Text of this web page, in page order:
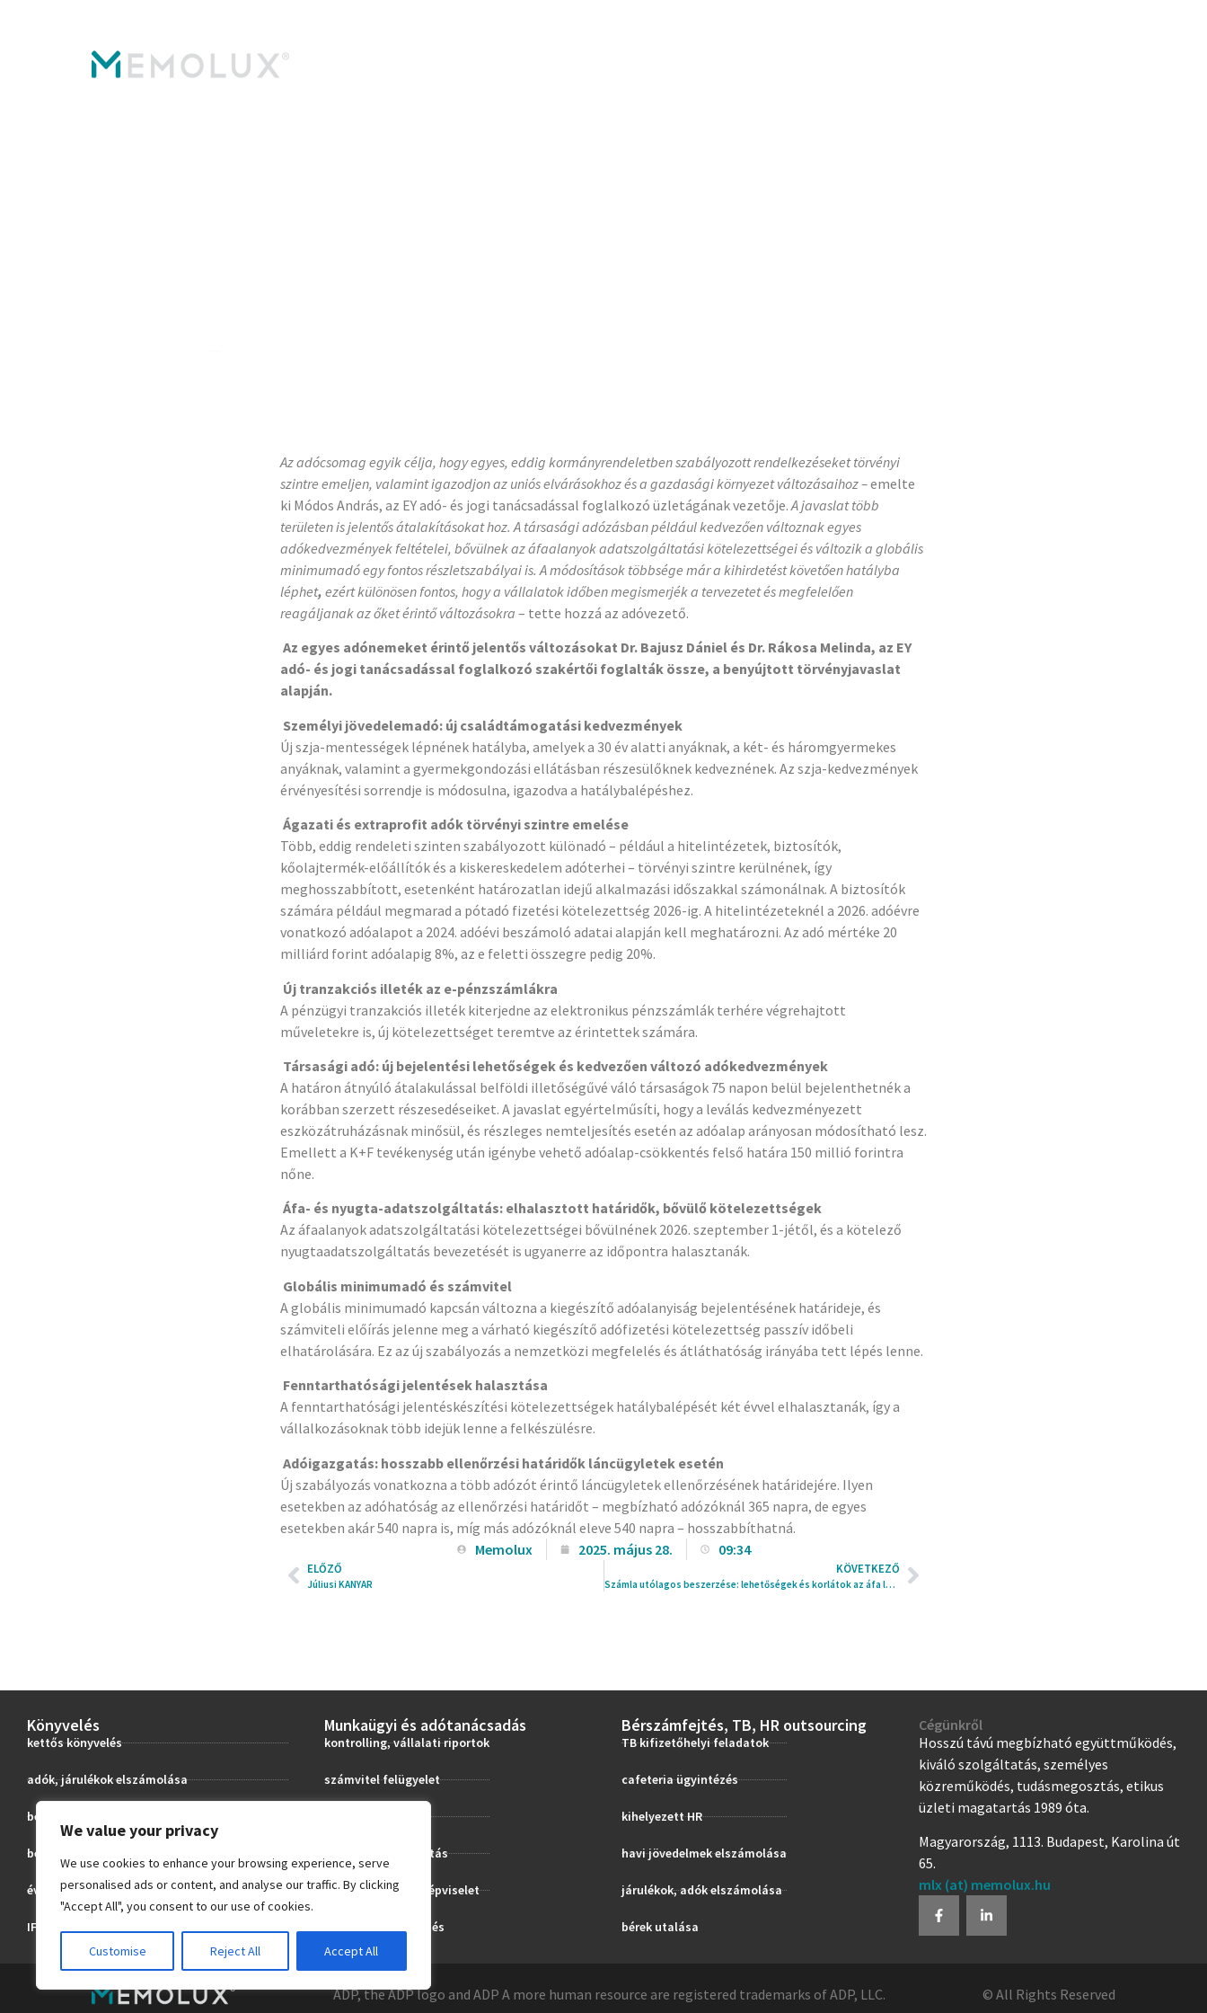
We value your privacy
We use cookies to enhance your browsing experience, serve
personalised ads or content, and analyse our traffic. By clicking
"Accept All", you consent to our use of cookies.
Customise Reject All Accept All
Az adócsomag egyik célja, hogy egyes, eddig kormányrendeletben szabályozott rendelkezéseket törvényi
szintre emeljen, valamint igazodjon az uniós elvárásokhoz és a gazdasági környezet változásaihoz –emelte
ki Módos András, az EY adó- és jogi tanácsadással foglalkozó üzletágának vezetője.A javaslat több
területen is jelentős átalakításokat hoz. A társasági adózásban például kedvezően változnak egyes
adókedvezmények feltételei, bővülnek az áfaalanyok adatszolgáltatási kötelezettségei és változik a globális
minimumadó egy fontos részletszabályai is. A módosítások többsége már a kihirdetést követően hatályba
léphet, ezért különösen fontos, hogy a vállalatok időben megismerjék a tervezetet és megfelelően
reagáljanak az őket érintő változásokra – tette hozzá az adóvezető.
Az egyes adónemeket érintő jelentős változásokat Dr. Bajusz Dániel és Dr. Rákosa Melinda, az EY
adó- és jogi tanácsadással foglalkozó szakértői foglalták össze, a benyújtott törvényjavaslat
alapján.
Személyi jövedelemadó: új családtámogatási kedvezmények
Új szja-mentességek lépnének hatályba, amelyek a 30 év alatti anyáknak, a két- és háromgyermekes
anyáknak, valamint a gyermekgondozási ellátásban részesülőknek kedveznének. Az szja-kedvezmények
érvényesítési sorrendje is módosulna, igazodva a hatálybalépéshez.
Ágazati és extraprofit adók törvényi szintre emelése
Több, eddig rendeleti szinten szabályozott különadó – például a hitelintézetek, biztosítók,
kőolajtermék-előállítók és a kiskereskedelem adóterhei – törvényi szintre kerülnének, így
meghosszabbított, esetenként határozatlan idejű alkalmazási időszakkal számonálnak. A biztosítók
számára például megmarad a pótadó fizetési kötelezettség 2026-ig. A hitelintézeteknél a 2026. adóévre
vonatkozó adóalapot a 2024. adóévi beszámoló adatai alapján kell meghatározni. Az adó mértéke 20
milliárd forint adóalapig 8%, az e feletti összegre pedig 20%.
Új tranzakciós illeték az e-pénzszámlákra
A pénzügyi tranzakciós illeték kiterjedne az elektronikus pénzszámlák terhére végrehajtott
műveletekre is, új kötelezettséget teremtve az érintettek számára.
Társasági adó: új bejelentési lehetőségek és kedvezően változó adókedvezmények
A határon átnyúló átalakulással belföldi illetőségűvé váló társaságok 75 napon belül bejelenthetnék a
korábban szerzett részesedéseiket. A javaslat egyértelműsíti, hogy a leválás kedvezményezett
eszközátruházásnak minősül, és részleges nemteljesítés esetén az adóalap arányosan módosítható lesz.
Emellett a K+F tevékenység után igénybe vehető adóalap-csökkentés felső határa 150 millió forintra
nőne.
Áfa- és nyugta-adatszolgáltatás: elhalasztott határidők, bővülő kötelezettségek
Az áfaalanyok adatszolgáltatási kötelezettségei bővülnének 2026. szeptember 1-jétől, és a kötelező
nyugtaadatszolgáltatás bevezetését is ugyanerre az időpontra halasztanák.
Globális minimumadó és számvitel
A globális minimumadó kapcsán változna a kiegészítő adóalanyiság bejelentésének határideje, és
számviteli előírás jelenne meg a várható kiegészítő adófizetési kötelezettség passzív időbeli
elhatárolására. Ez az új szabályozás a nemzetközi megfelelés és átláthatóság irányába tett lépés lenne.
Fenntarthatósági jelentések halasztása
A fenntarthatósági jelentéskészítési kötelezettségek hatálybalépését két évvel elhalasztanák, így a
vállalkozásoknak több idejük lenne a felkészülésre.
Adóigazgatás: hosszabb ellenőrzési határidők láncügyletek esetén
Új szabályozás vonatkozna a több adózót érintő láncügyletek ellenőrzésének határidejére. Ilyen
esetekben az adóhatóság az ellenőrzési határidőt – megbízható adózóknál 365 napra, de egyes
esetekben akár 540 napra is, míg más adózóknál eleve 540 napra – hosszabbíthatná.
Memolux
2025. május 28. 09:34
ELŐZŐ
Júliusi KANYAR
KÖVETKEZŐ
Számla utólagos beszerzése: lehetőségek és korlátok az áfa levonhatóság tükrében
Könyvelés
kettős könyvelés
adók, járulékok elszámolása
bevallások elkészítése
beszámoló készítés
éves adóbevallások
IFRS és US GAAP könyvelés
Munkaügyi és adótanácsadás
kontrolling, vállalati riportok
számvitel felügyelet
székhely szolgáltatás
hatóságok előtti képviselet
cégkapu üzemeltetés
Bérszámfejtés, TB, HR outsourcing
TB kifizetőhelyi feladatok
cafeteria ügyintézés
kihelyezett HR
havi jövedelmek elszámolása
járulékok, adók elszámolása
bérek utalása
Cégünkről
Hosszú távú megbízható együttműködés,
kiváló szolgáltatás, személyes
közreműködés, tudásmegosztás, etikus
üzleti magatartás 1989 óta.
Magyarország, 1113. Budapest, Karolina út
65.
mlx (at) memolux.hu
ADP, the ADP logo and ADP A more human resource are registered trademarks of ADP, LLC. © All Rights Reserved